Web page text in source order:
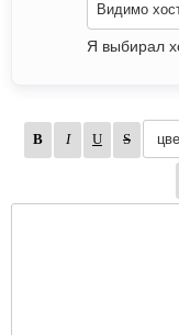
Видимо
Я выбирал